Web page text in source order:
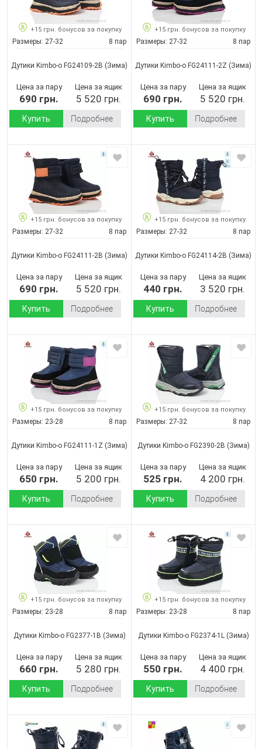
+15 грн. бонусов за покупку
Размеры: 27-32 8 пар
Дутики Kimbo-o FG24109-2B (Зима)
Цена за пару
690 грн.
Цена за ящик
5 520 грн.
Купить Подробнее
+15 грн. бонусов за покупку
Размеры: 27-32 8 пар
Дутики Kimbo-o FG24111-2Z (Зима)
Цена за пару
690 грн.
Цена за ящик
5 520 грн.
Купить Подробнее
+15 грн. бонусов за покупку
Размеры: 27-32 8 пар
Дутики Kimbo-o FG24111-2B (Зима)
Цена за пару
690 грн.
Цена за ящик
5 520 грн.
Купить Подробнее
+15 грн. бонусов за покупку
Размеры: 27-32 8 пар
Дутики Kimbo-o FG24114-2B (Зима)
Цена за пару
440 грн.
Цена за ящик
3 520 грн.
Купить Подробнее
+15 грн. бонусов за покупку
Размеры: 23-28 8 пар
Дутики Kimbo-o FG24111-1Z (Зима)
Цена за пару
650 грн.
Цена за ящик
5 200 грн.
Купить Подробнее
+15 грн. бонусов за покупку
Размеры: 27-32 8 пар
Дутики Kimbo-o FG2390-2B (Зима)
Цена за пару
525 грн.
Цена за ящик
4 200 грн.
Купить Подробнее
+15 грн. бонусов за покупку
Размеры: 23-28 8 пар
Дутики Kimbo-o FG2377-1B (Зима)
Цена за пару
660 грн.
Цена за ящик
5 280 грн.
Купить Подробнее
+15 грн. бонусов за покупку
Размеры: 23-28 8 пар
Дутики Kimbo-o FG2374-1L(Зима)
Цена за пару
550 грн.
Цена за ящик
4 400 грн.
Купить Подробнее